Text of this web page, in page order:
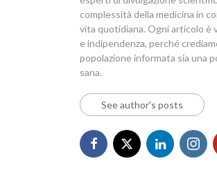
complessità della medicina in
vita quotidiana. Ogni articolo è
e indipendenza, perché
popolazione informata sia una
sana.
See author's posts